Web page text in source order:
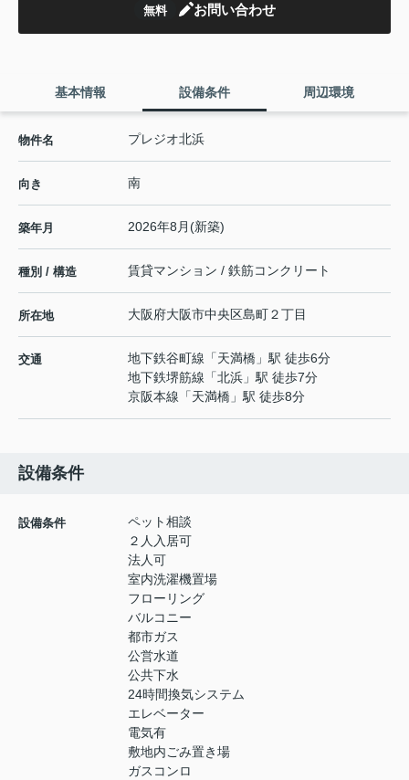
無料 お問い合わせ
基本情報 設備条件 周辺環境
物件名 プレジオ北浜
向き 南
築年月 2026年8月(新築)
種別 / 構造 賃貸マンション / 鉄筋コンクリート
所在地 大阪府大阪市中央区島町２丁目
交通 地下鉄谷町線 「天満橋 」駅 徒歩6分
地下鉄堺筋線 「北浜 」駅 徒歩7分
京阪本線 「天満橋 」駅 徒歩8分
設備条件
設備条件
ペット相談
２人入居可
法人可
室内洗濯機置場
フローリング
バルコニー
都市ガス
公営水道
公共下水
24時間換気システム
エレベーター
電気有
敷地内ごみ置き場
ガスコンロ